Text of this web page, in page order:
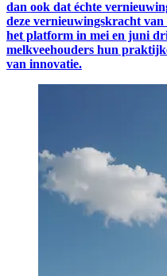
dan ook dat échte
deze vernieuwingskracht
het platform in mei en juni
melkveehouders hun
van innovatie.